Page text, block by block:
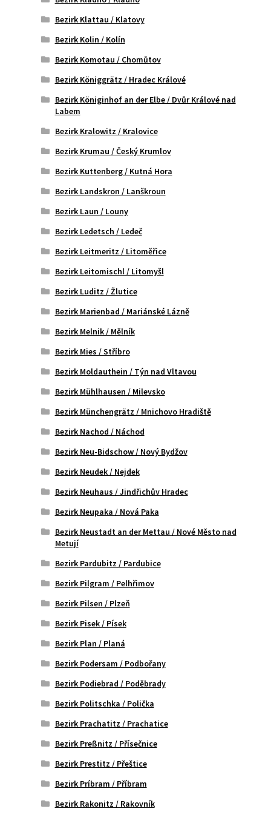
Bezirk Klattau / Klatovy
Bezirk Kolin / Kolín
Bezirk Komotau / Chomůtov
Bezirk Königgrätz / Hradec Králové
Bezirk Königinhof an der Elbe / Dvůr Králové nad
Labem
Bezirk Kralowitz / Kralovice
Bezirk Krumau / Český Krumlov
Bezirk Kuttenberg / Kutná Hora
Bezirk Landskron / Lanškroun
Bezirk Laun / Louny
Bezirk Ledetsch / Ledeč
Bezirk Leitmeritz / Litoměřice
Bezirk Leitomischl / Litomyšl
Bezirk Luditz / Žlutice
Bezirk Marienbad / Mariánské Lázně
Bezirk Melnik / Mělník
Bezirk Mies / Stříbro
Bezirk Moldauthein / Týn nad Vltavou
Bezirk Mühlhausen / Milevsko
Bezirk Münchengrätz / Mnichovo Hradiště
Bezirk Nachod / Náchod
Bezirk Neu-Bidschow / Nový Bydžov
Bezirk Neudek / Nejdek
Bezirk Neuhaus / Jindřichův Hradec
Bezirk Neupaka / Nová Paka
Bezirk Neustadt an der Mettau / Nové Město nad
Metují
Bezirk Pardubitz / Pardubice
Bezirk Pilgram / Pelhřimov
Bezirk Pilsen / Plzeň
Bezirk Pisek / Písek
Bezirk Plan / Planá
Bezirk Podersam / Podbořany
Bezirk Podiebrad / Poděbrady
Bezirk Politschka / Polička
Bezirk Prachatitz / Prachatice
Bezirk Preßnitz / Přísečnice
Bezirk Prestitz / Přeštice
Bezirk Príbram / Příbram
Bezirk Rakonitz / Rakovník